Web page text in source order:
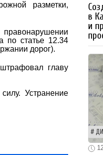
разметки,
по статье 12.34
дорог).
главу
Устранение
в
и